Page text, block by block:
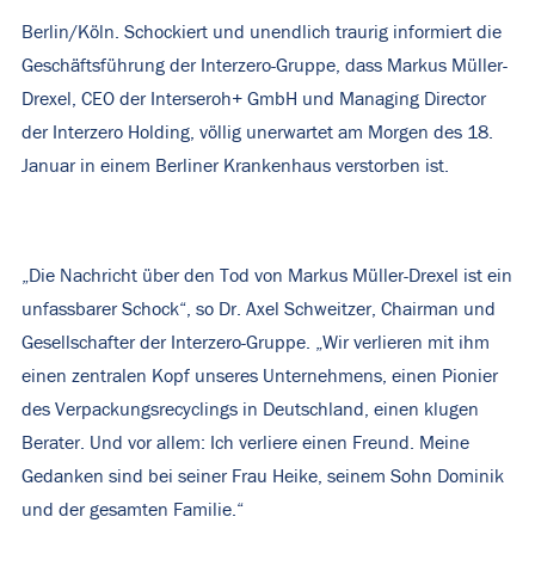
Berlin/Köln. Schockiert und unendlich traurig informiert die
Geschäftsführung der Interzero-Gruppe, dass Markus Müller-
Drexel, CEO der Interseroh+ GmbH und Managing Director
der Interzero Holding, völlig unerwartet am Morgen des 18.
Januar in einem Berliner Krankenhaus verstorben ist.
„Die Nachricht über den Tod von Markus Müller-Drexel ist ein
unfassbarer Schock“, so Dr. Axel Schweitzer, Chairman und
Gesellschafter der Interzero-Gruppe. „Wir verlieren mit ihm
einen zentralen Kopf unseres Unternehmens, einen Pionier
des Verpackungsrecyclings in Deutschland, einen klugen
Berater. Und vor allem: Ich verliere einen Freund. Meine
Gedanken sind bei seiner Frau Heike, seinem Sohn Dominik
und der gesamten Familie.“